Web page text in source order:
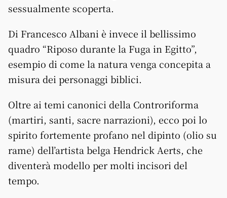
sessualmente scoperta.
Di Francesco Albani è invece il bellissimo
quadro “Riposo durante la Fuga in Egitto”,
esempio di come la natura venga concepita a
misura dei personaggi biblici.
Oltre ai temi canonici della Controriforma
(martiri, santi, sacre narrazioni), ecco poi lo
spirito fortemente profano nel dipinto (olio su
rame) dell’artista belga Hendrick Aerts, che
diventerà modello per molti incisori del
tempo.